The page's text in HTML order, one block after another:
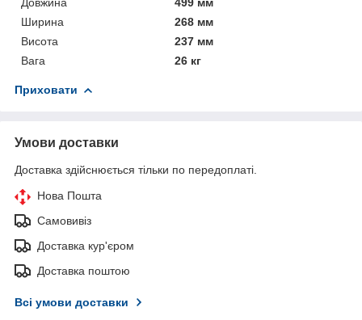
Ширина
268 мм
Висота
237 мм
Вага
26 кг
Приховати
Умови доставки
Доставка здійснюється тільки по передоплаті.
Нова Пошта
Самовивіз
Доставка кур'єром
Доставка поштою
Всі умови доставки